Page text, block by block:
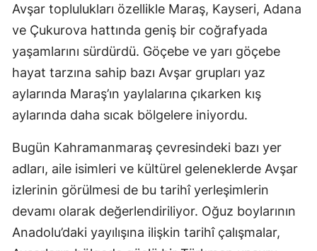
Avşar toplulukları özellikle Maraş, Kayseri, Adana
ve Çukurova hattında geniş bir coğrafyada
yaşamlarını sürdürdü. Göçebe ve yarı göçebe
hayat tarzına sahip bazı Avşar grupları yaz
aylarında Maraş’ın yaylalarına çıkarken kış
aylarında daha sıcak bölgelere iniyordu.
Bugün Kahramanmaraş çevresindeki bazı yer
adları, aile isimleri ve kültürel geleneklerde Avşar
izlerinin görülmesi de bu tarihî yerleşimlerin
devamı olarak değerlendiriliyor. Oğuz boylarının
Anadolu’daki yayılışına ilişkin tarihî çalışmalar,